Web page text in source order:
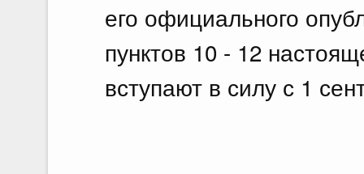
его официального
пунктов 10 - 12
вступают в силу с 1